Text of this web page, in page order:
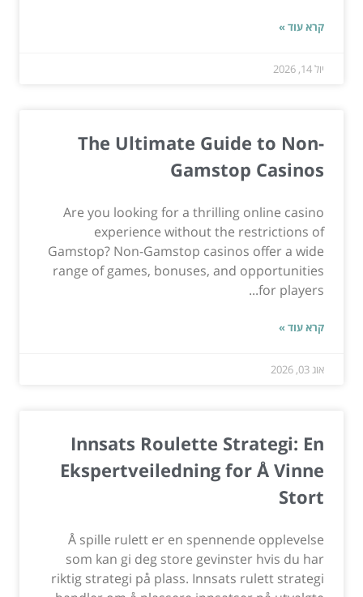
קרא עוד »
יול 14, 2026
The Ultimate Guide to Non-
Gamstop Casinos
Are you looking for a thrilling online casino
experience without the restrictions of
Gamstop? Non-Gamstop casinos offer a wide
range of games, bonuses, and opportunities
for players...
קרא עוד »
אוג 03, 2026
Innsats Roulette Strategi: En
Ekspertveiledning for Å Vinne
Stort
Å spille rulett er en spennende opplevelse
som kan gi deg store gevinster hvis du har
riktig strategi på plass. Innsats rulett strategi